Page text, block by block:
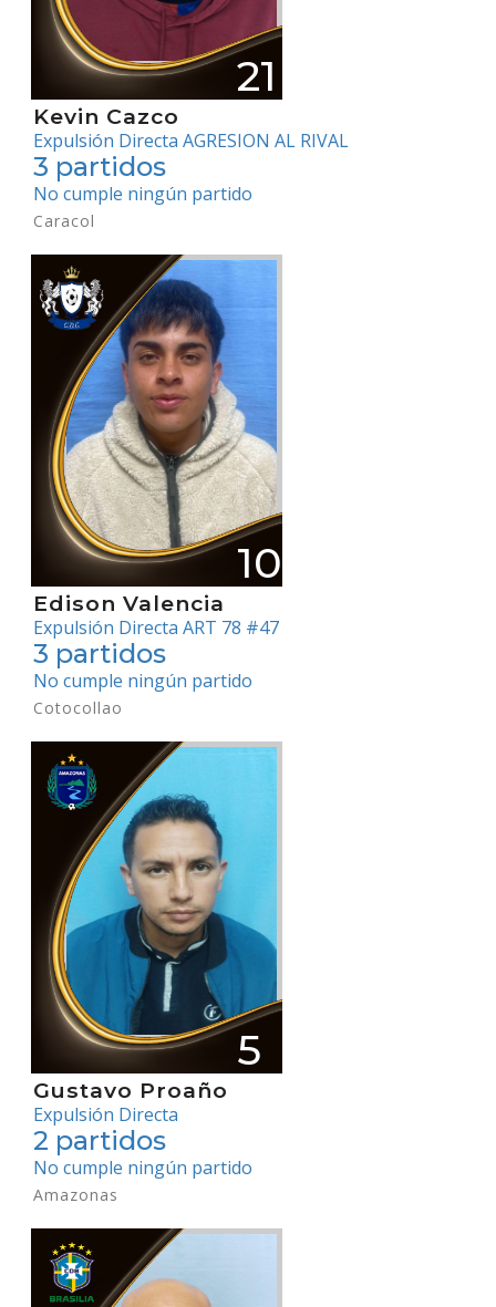
21
Kevin Cazco
Expulsión Directa AGRESION AL RIVAL
3 partidos
No cumple ningún partido
Caracol
10
Edison Valencia
Expulsión Directa ART 78 #47
3 partidos
No cumple ningún partido
Cotocollao
5
Gustavo Proaño
Expulsión Directa
2 partidos
No cumple ningún partido
Amazonas